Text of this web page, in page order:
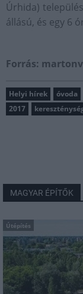
Úrhida)
állású, és egy 6
Forrás:
Helyi hírek óvoda
2017
MAGYAR ÉPÍTŐK
Útépítés